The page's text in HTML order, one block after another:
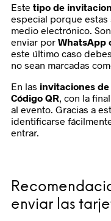
Este tipo de
especial porque
medio electrónico.
enviar por WhatsApp
este último caso
no sean marcadas
En las invitaciones
Código QR , con la
al evento. Gracias a
identificarse
entrar.
enviar las